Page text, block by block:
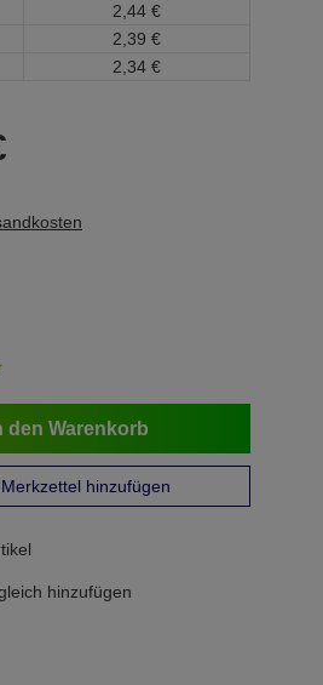
2, 44 €
2, 39 €
2, 34 €
den Warenkorb
hinzufügen
hinzufügen